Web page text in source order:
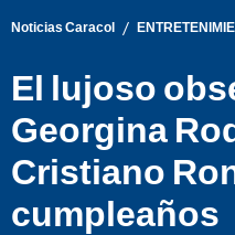
Noticias Caracol /
El lujoso
Georgina
Cristiano
cumpleaños